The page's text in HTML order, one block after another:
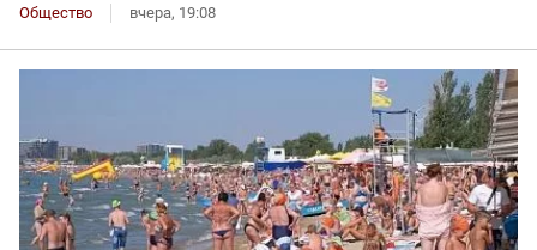
Общество вчера, 19:08